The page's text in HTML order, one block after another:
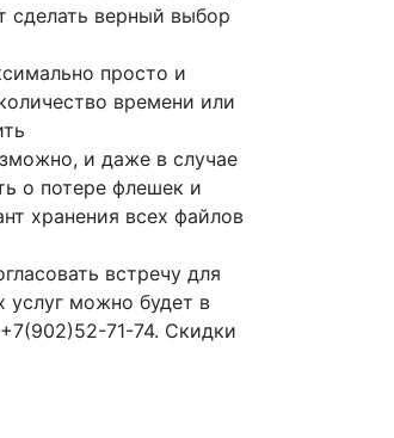
сделать верный выбор
просто и
времени или
и даже в случае
о потере флешек и
хранения всех файлов
встречу для
услуг можно будет в
71-74. Скидки